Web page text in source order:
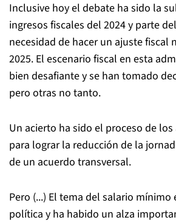
Inclusive hoy el debate ha sido la
ingresos fiscales del 2024 y parte
necesidad de hacer un ajuste fiscal
2025. El escenario fiscal en esta
bien desafiante y se han tomado
pero otras no tanto.
Un acierto ha sido el proceso de
para lograr la reducción de la
de un acuerdo transversal.
Pero (...) El tema del salario mínimo
política y ha habido un alza